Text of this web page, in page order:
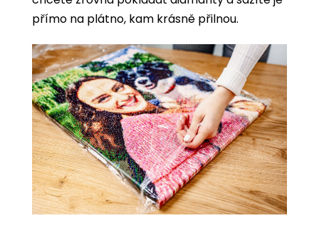
přímo na plátno, kam krásně přilnou.